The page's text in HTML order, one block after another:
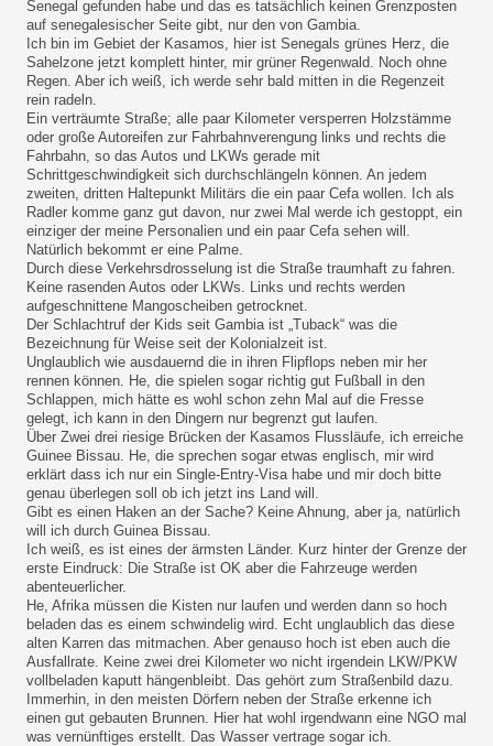
Senegal gefunden habe und das es tatsächlich keinen Grenzposten
auf senegalesischer Seite gibt, nur den von Gambia.
Ich bin im Gebiet der Kasamos, hier ist Senegals grünes Herz, die
Sahelzone jetzt komplett hinter, mir grüner Regenwald. Noch ohne
Regen. Aber ich weiß, ich werde sehr bald mitten in die Regenzeit
rein radeln.
Ein verträumte Straße; alle paar Kilometer versperren Holzstämme
oder große Autoreifen zur Fahrbahnverengung links und rechts die
Fahrbahn, so das Autos und LKWs gerade mit
Schrittgeschwindigkeit sich durchschlängeln können. An jedem
zweiten, dritten Haltepunkt Militärs die ein paar Cefa wollen. Ich als
Radler komme ganz gut davon, nur zwei Mal werde ich gestoppt, ein
einziger der meine Personalien und ein paar Cefa sehen will.
Natürlich bekommt er eine Palme.
Durch diese Verkehrsdrosselung ist die Straße traumhaft zu fahren.
Keine rasenden Autos oder LKWs. Links und rechts werden
aufgeschnittene Mangoscheiben getrocknet.
Der Schlachtruf der Kids seit Gambia ist „Tuback“ was die
Bezeichnung für Weise seit der Kolonialzeit ist.
Unglaublich wie ausdauernd die in ihren Flipflops neben mir her
rennen können. He, die spielen sogar richtig gut Fußball in den
Schlappen, mich hätte es wohl schon zehn Mal auf die Fresse
gelegt, ich kann in den Dingern nur begrenzt gut laufen.
Über Zwei drei riesige Brücken der Kasamos Flussläufe, ich erreiche
Guinee Bissau. He, die sprechen sogar etwas englisch, mir wird
erklärt dass ich nur ein Single-Entry-Visa habe und mir doch bitte
genau überlegen soll ob ich jetzt ins Land will.
Gibt es einen Haken an der Sache? Keine Ahnung, aber ja, natürlich
will ich durch Guinea Bissau.
Ich weiß, es ist eines der ärmsten Länder. Kurz hinter der Grenze der
erste Eindruck: Die Straße ist OK aber die Fahrzeuge werden
abenteuerlicher.
He, Afrika müssen die Kisten nur laufen und werden dann so hoch
beladen das es einem schwindelig wird. Echt unglaublich das diese
alten Karren das mitmachen. Aber genauso hoch ist eben auch die
Ausfallrate. Keine zwei drei Kilometer wo nicht irgendein LKW/PKW
vollbeladen kaputt hängenbleibt. Das gehört zum Straßenbild dazu.
Immerhin, in den meisten Dörfern neben der Straße erkenne ich
einen gut gebauten Brunnen. Hier hat wohl irgendwann eine NGO mal
was vernünftiges erstellt. Das Wasser vertrage sogar ich.